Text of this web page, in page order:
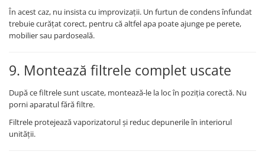
În acest caz, nu insista cu improvizații. Un furtun de condens înfundat
trebuie curățat corect, pentru că altfel apa poate ajunge pe perete,
mobilier sau pardoseală.
9. Montează filtrele complet uscate
După ce filtrele sunt uscate, montează-le la loc în poziția corectă. Nu
porni aparatul fără filtre.
Filtrele protejează vaporizatorul și reduc depunerile în interiorul
unității.